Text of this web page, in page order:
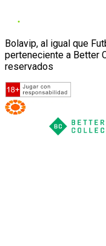
Bolavip, al igual que
perteneciente a Better
reservados